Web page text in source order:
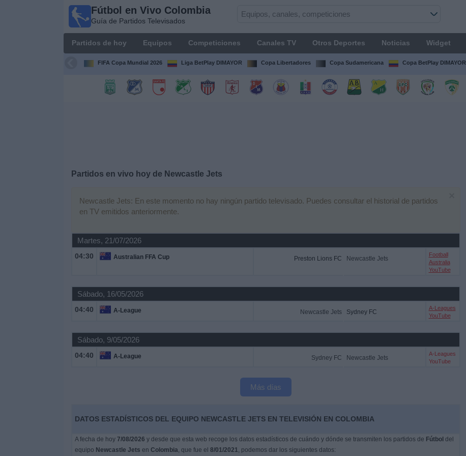
Fútbol en Vivo Colombia
Guía de Partidos Televisados
Partidos de hoy Equipos Competiciones Canales TV Otros Deportes Noticias Widget
FIFA Copa Mundial 2026 Liga BetPlay DIMAYOR Copa Libertadores Copa Sudamericana Copa BetPlay DIMAYOR
Partidos en vivo hoy de Newcastle Jets
Newcastle Jets: En este momento no hay ningún partido televisado. Puedes consultar el historial de partidos
en TV emitidos anteriormente.
Martes, 21/07/2026
04:30 Australian FFA Cup Preston Lions FC Newcastle Jets
Football
Australia
YouTube
Sábado, 16/05/2026
04:40 A-League Newcastle Jets Sydney FC
A-Leagues
YouTube
Sábado, 9/05/2026
04:40 A-League Sydney FC Newcastle Jets
A-Leagues
YouTube
Más días
DATOS ESTADÍSTICOS DEL EQUIPO NEWCASTLE JETS EN TELEVISIÓN EN COLOMBIA
A fecha de hoy 7/08/2026 y desde que esta web recoge los datos estadísticos de cuándo y dónde se transmiten los partidos de Fútbol del
equipo Newcastle Jets en Colombia, que fue el 8/01/2021, podemos dar los siguientes datos:
Fútbol en
Colombia